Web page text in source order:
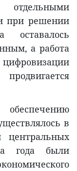
при решении
оставалось
а работа
в
центральных
года были